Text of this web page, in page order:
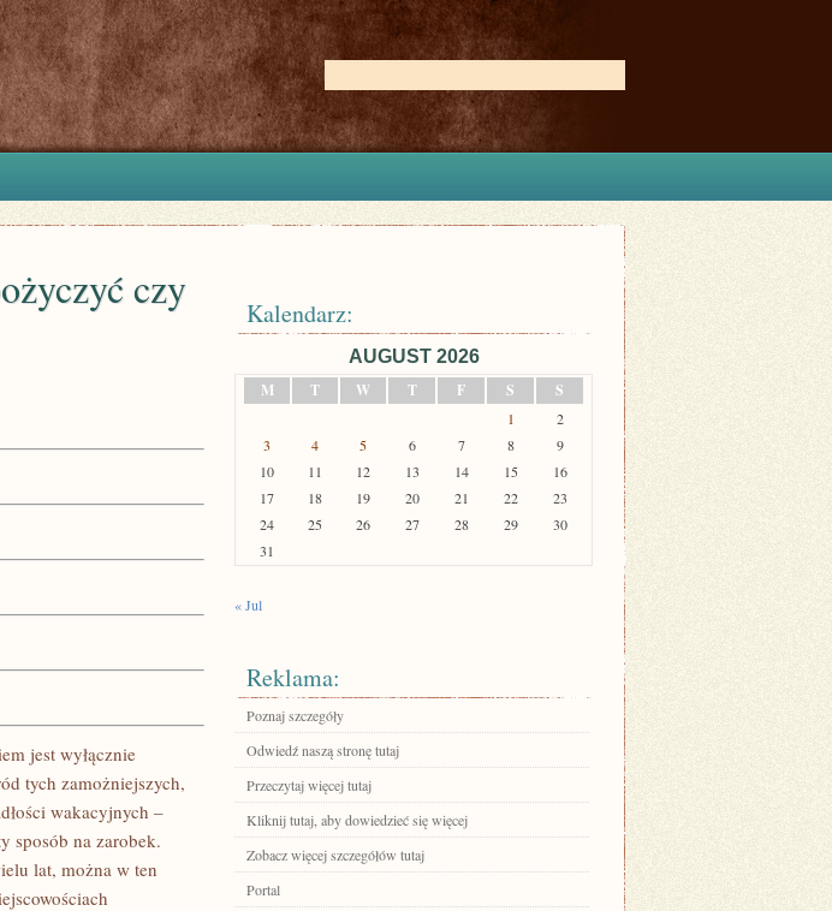
czy
jest wyłącznie
tych zamożniejszych,
wakacyjnych –
sposób na zarobek.
lat, można w ten
Kalendarz:
AUGUST 2026
M
T W T F S S
1
2
3
4 5 6 7 8
9
10
11 12 13 14 15
16
17
18 19 20 21 22
23
24
25 26 27 28 29
30
31
« Jul
Reklama:
Poznaj szczegóły
Odwiedź naszą stronę tutaj
Przeczytaj więcej tutaj
Kliknij tutaj, aby dowiedzieć się więcej
Zobacz więcej szczegółów tutaj
Portal